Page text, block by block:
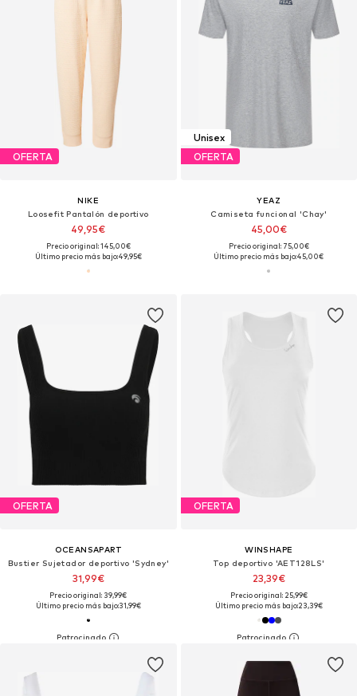
OFERTA
NIKE
Loosefit Pantalón deportivo
49,95€
Precio original: 145,00€
Último precio más bajo:49,95€
Unisex
OFERTA
YEAZ
Camiseta funcional 'Chay'
45,00€
Precio original: 75,00€
Último precio más bajo:45,00€
OFERTA
OCEANSAPART
Bustier Sujetador deportivo 'Sydney'
31,99€
Precio original: 39,99€
Último precio más bajo:31,99€
OFERTA
WINSHAPE
Top deportivo 'AET128LS'
23,39€
Precio original: 25,99€
Último precio más bajo:23,39€